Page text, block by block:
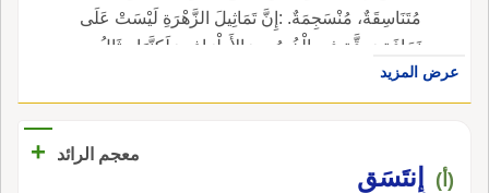
مُتَنَاسِقَةٌ، مُنْسَجِمَةٌ. :إِنَّ تَمَاثِيلَ الزَّهْرَةِ لَيْسَتْ عَلَى
نَحَافَةٍ وَدِقَّةٍ فِي الْخُصُورِ وَالأَطْرَافِ وَلَكِنَّهَا مِثَالُ
الْجِسْمِ الْمَتِينِ الْمَنْسُوقِ. (ع. م. العقاد).عرض المزيد
معجم الرائد +
(أ) إِنتَسَق